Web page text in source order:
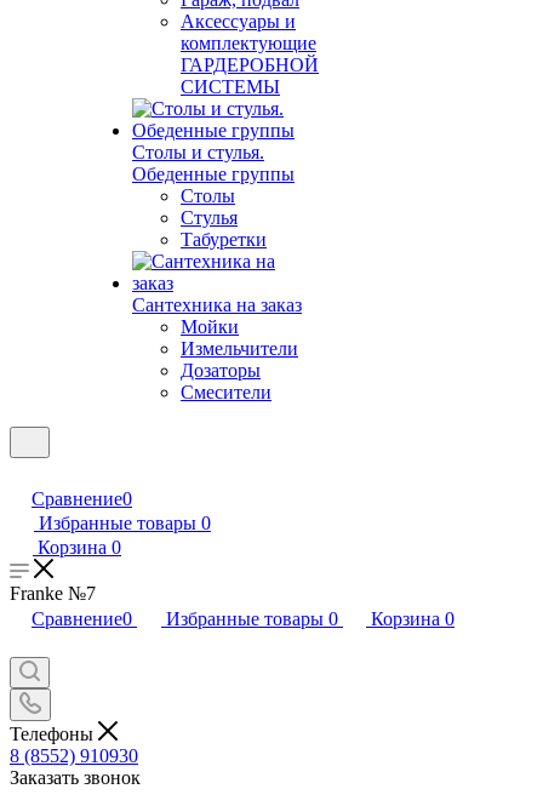
Аксессуары и
комплектующие
ГАРДЕРОБНОЙ
СИСТЕМЫ
Столы и стулья.
Обеденные группы
Столы
Стулья
Табуретки
Сантехника на заказ
Мойки
Измельчители
Дозаторы
Смесители
Сравнение0
Избранные товары 0
Корзина 0
Franke №7
Сравнение0 Избранные товары 0 Корзина 0
Телефоны
8 (8552) 910930
Заказать звонок